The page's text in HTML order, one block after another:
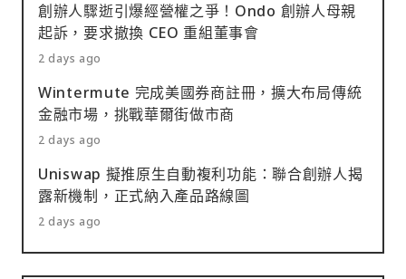
創辦人驟逝引爆經營權之爭！Ondo 創辦人母親
起訴，要求撤換 CEO 重組董事會
2 days ago
Wintermute 完成美國券商註冊，擴大布局傳統
金融市場，挑戰華爾街做市商
2 days ago
Uniswap 擬推原生自動複利功能：聯合創辦人揭
露新機制，正式納入產品路線圖
2 days ago